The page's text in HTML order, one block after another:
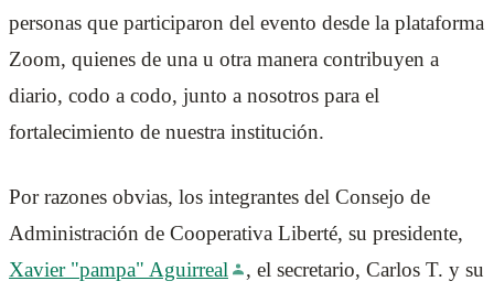
personas que participaron del evento desde la plataforma
Zoom, quienes de una u otra manera contribuyen a
diario, codo a codo, junto a nosotros para el
fortalecimiento de nuestra institución.
Por razones obvias, los integrantes del Consejo de
Administración de Cooperativa Liberté, su presidente,
Xavier "pampa" Aguirreal
, el secretario, Carlos T. y su